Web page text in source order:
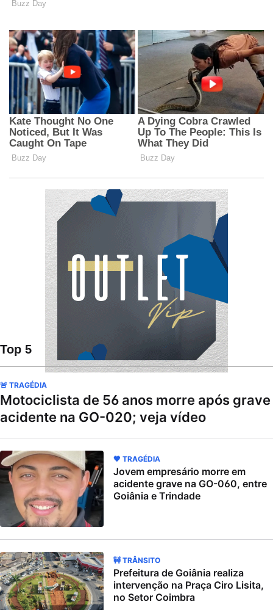
Top 5
🚨 TRAGÉDIA
Motociclista de 56 anos morre após grave
acidente na GO-020; veja vídeo
🖤 TRAGÉDIA
Jovem empresário morre em
acidente grave na GO-060, entre
Goiânia e Trindade
🚧 TRÂNSITO
Prefeitura de Goiânia realiza
intervenção na Praça Ciro Lisita,
no Setor Coimbra